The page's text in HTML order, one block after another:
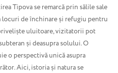
Tipova se remarcă prin sălile sale
locuri de închinare și refugiu pentru
uluitoare, vizitatorii pot
și deasupra solului. O
o perspectivă unică asupra
Aici, istoria și natura se